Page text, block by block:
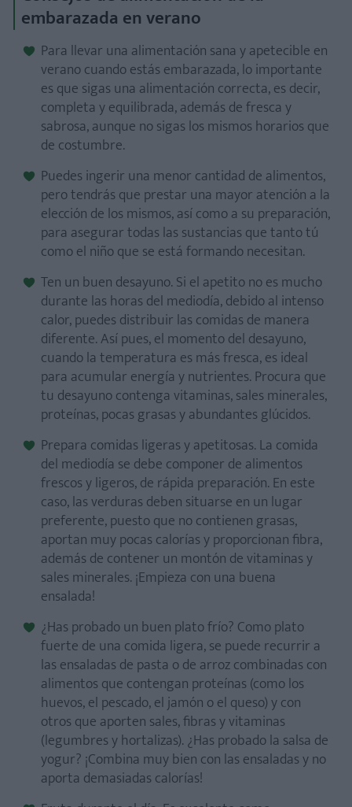
embarazada en verano
Para llevar una alimentación sana y apetecible en
verano cuando estás embarazada, lo importante
es que sigas una alimentación correcta, es decir,
completa y equilibrada, además de fresca y
sabrosa, aunque no sigas los mismos horarios que
de costumbre.
Puedes ingerir una menor cantidad de alimentos,
pero tendrás que prestar una mayor atención a la
elección de los mismos, así como a su preparación,
para asegurar todas las sustancias que tanto tú
como el niño que se está formando necesitan.
Ten un buen desayuno. Si el apetito no es mucho
durante las horas del mediodía, debido al intenso
calor, puedes distribuir las comidas de manera
diferente. Así pues, el momento del desayuno,
cuando la temperatura es más fresca, es ideal
para acumular energía y nutrientes. Procura que
tu desayuno contenga vitaminas, sales minerales,
proteínas, pocas grasas y abundantes glúcidos.
Prepara comidas ligeras y apetitosas. La comida
del mediodía se debe componer de alimentos
frescos y ligeros, de rápida preparación. En este
caso, las verduras deben situarse en un lugar
preferente, puesto que no contienen grasas,
aportan muy pocas calorías y proporcionan fibra,
además de contener un montón de vitaminas y
sales minerales. ¡Empieza con una buena
ensalada!
¿Has probado un buen plato frío? Como plato
fuerte de una comida ligera, se puede recurrir a
las ensaladas de pasta o de arroz combinadas con
alimentos que contengan proteínas (como los
huevos, el pescado, el jamón o el queso) y con
otros que aporten sales, fibras y vitaminas
(legumbres y hortalizas). ¿Has probado la salsa de
yogur? ¡Combina muy bien con las ensaladas y no
aporta demasiadas calorías!